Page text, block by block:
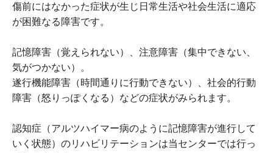
傷前にはなかった症状が生じ日常生活や社会生活に適応
が困難なる障害です。
記憶障害（覚えられない）、注意障害（集中できない、
気がつかない）。
遂行機能障害（時間通りに行動できない）、社会的行動
障害（怒りっぽくなる）などの症状がみられます。
認知症（アルツハイマー病のように記憶障害が進行して
いく状態）のリハビリテーションは当センターでは行っ